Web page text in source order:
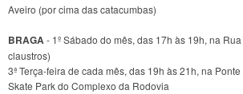
Aveiro (por cima das catacumbas)
BRAGA- 1º Sábado do mês, das 17h às 19h, na
claustros)
3ª Terça-feira de cada mês, das 19h às 21h, na
Skate Park do Complexo da Rodovia